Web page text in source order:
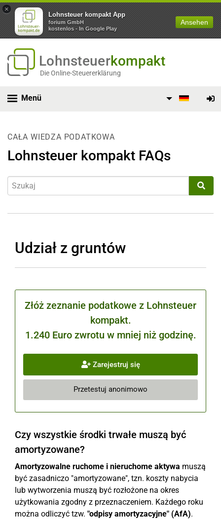
×
Lohnsteuer kompakt App
forium GmbH
kostenlos - In Google Play
Ansehen
Lohnsteuerkompakt
Die Online-Steuererklärung
Menü
CAŁA WIEDZA PODATKOWA
Lohnsteuer kompakt FAQs
Udział z gruntów
Złóż zeznanie podatkowe z Lohnsteuer
kompakt.
1.240 Euro zwrotu w mniej niż godzinę.
Zarejestruj się
Przetestuj anonimowo
Czy wszystkie środki trwałe muszą być
amortyzowane?
Amortyzowalne ruchome i nieruchome aktywa muszą
być zasadniczo "amortyzowane", tzn. koszty nabycia
lub wytworzenia muszą być rozłożone na okres
użytkowania zgodny z przeznaczeniem. Każdego roku
można odliczyć tzw. "odpisy amortyzacyjne" (AfA).